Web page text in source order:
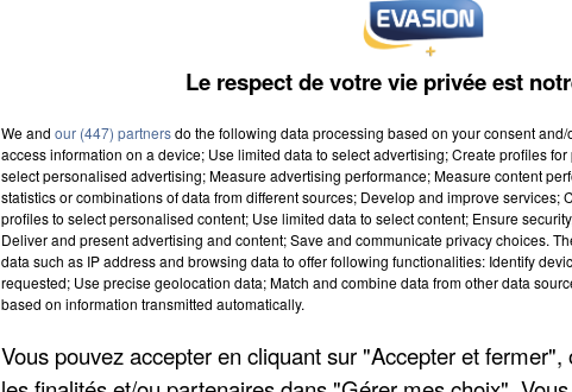
Le respect de votre vie privée est
We and our (447) partnersdo the following data processing based on your consent
access information on a device; Use limited data to select advertising; Create profiles
select personalised advertising; Measure advertising performance; Measure content
statistics or combinations of data from different sources; Develop and improve services;
profiles to select personalised content; Use limited data to select content; Ensure
Deliver and present advertising and content; Save and communicate privacy choices.
data such as IP address and browsing data to offer following functionalities: Identify
requested; Use precise geolocation data; Match and combine data from other data
based on information transmitted automatically.
Vous pouvez accepter en cliquant sur "Accepter et